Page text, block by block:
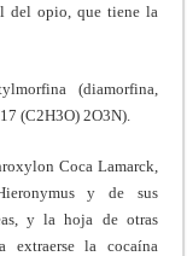
del opio, que tiene la
(diamorfina,
(C2H3O) 2O3N).
Coca Lamarck,
y de sus
y la hoja de otras
extraerse la cocaína